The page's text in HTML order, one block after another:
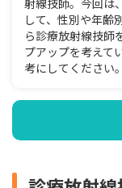
射線技師。今回は
して、性別や年齢
ら診療放射線技師
プアップを考えて
考にしてください。